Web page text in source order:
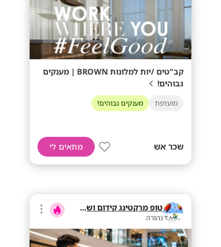
קב"טים /יות למלונות BROWN | מענקים
גבוהים!
מועדפת מענקים גבוהים!
שכר אש מתאים לי
טופ מרקטינג קידום ושיווק בע"מ
נהורה